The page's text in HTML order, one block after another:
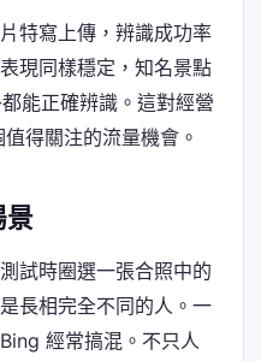
特寫上傳，辨識成功率
現同樣穩定，知名景點
能正確辨識。這對經營
得關注的流量機會。
景
試時圈選一張合照中的
長相完全不同的人。一
經常搞混。不只人